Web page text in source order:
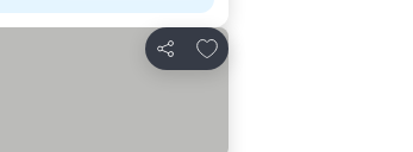
Partilhar
Adicionar aos favoritos